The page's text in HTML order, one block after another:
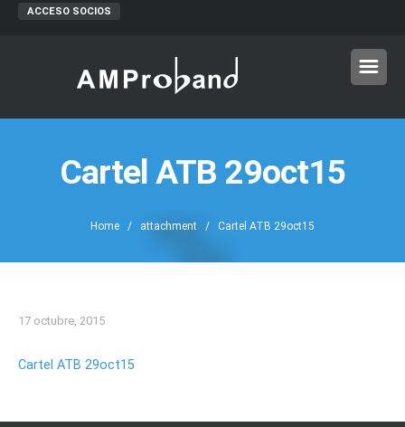
ACCESO SOCIOS
Cartel ATB 29oct15
Home / attachment / Cartel ATB 29oct15
17 octubre, 2015
Cartel ATB 29oct15